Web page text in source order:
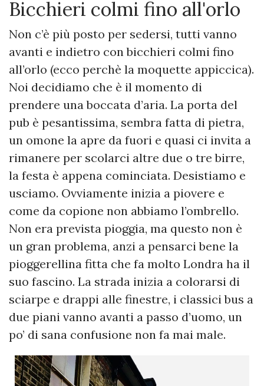
Bicchieri colmi fino all'orlo
Non c’è più posto per sedersi, tutti vanno
avanti e indietro con bicchieri colmi fino
all’orlo (ecco perchè la moquette appiccica).
Noi decidiamo che è il momento di
prendere una boccata d’aria. La porta del
pub è pesantissima, sembra fatta di pietra,
un omone la apre da fuori e quasi ci invita a
rimanere per scolarci altre due o tre birre,
la festa è appena cominciata. Desistiamo e
usciamo. Ovviamente inizia a piovere e
come da copione non abbiamo l’ombrello.
Non era prevista pioggia, ma questo non è
un gran problema, anzi a pensarci bene la
pioggerellina fitta che fa molto Londra ha il
suo fascino. La strada inizia a colorarsi di
sciarpe e drappi alle finestre, i classici bus a
due piani vanno avanti a passo d’uomo, un
po’ di sana confusione non fa mai male.